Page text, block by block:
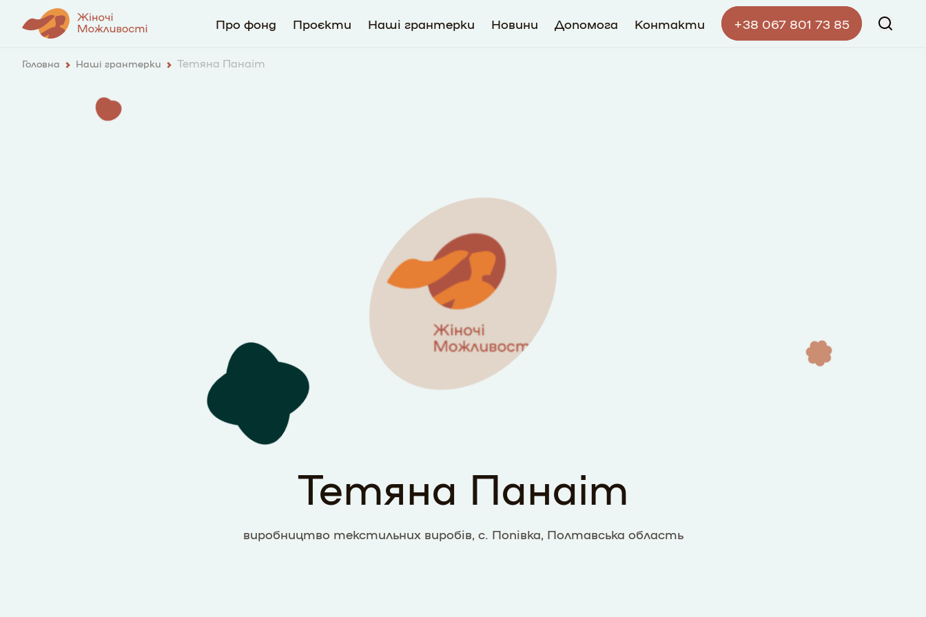
Про фонд Проєкти Наші грантерки Новини Допомога Контакти +38 067 801 73 85
Головна Наші грантерки Тетяна Панаіт
Тетяна Панаіт
виробництво текстильних виробів, с. Попівка, Полтавська область